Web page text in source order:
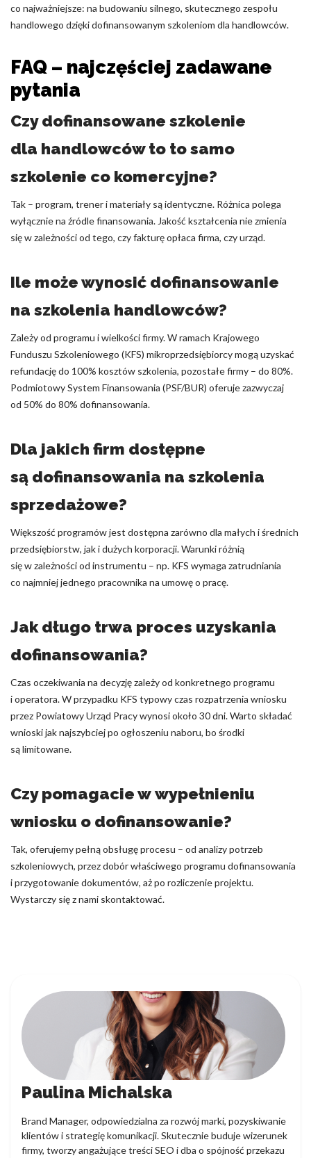
co najważniejsze: na budowaniu silnego, skutecznego zespołu
handlowego dzięki dofinansowanym szkoleniom dla handlowców.
FAQ – najczęściej zadawane
pytania
Czy dofinansowane szkolenie
dla handlowców to to samo
szkolenie co komercyjne?
Tak – program, trener i materiały są identyczne. Różnica polega
wyłącznie na źródle finansowania. Jakość kształcenia nie zmienia
się w zależności od tego, czy fakturę opłaca firma, czy urząd.
Ile może wynosić dofinansowanie
na szkolenia handlowców?
Zależy od programu i wielkości firmy. W ramach Krajowego
Funduszu Szkoleniowego (KFS) mikroprzedsiębiorcy mogą uzyskać
refundację do 100% kosztów szkolenia, pozostałe firmy – do 80%.
Podmiotowy System Finansowania (PSF/BUR) oferuje zazwyczaj
od 50% do 80% dofinansowania.
Dla jakich firm dostępne
są dofinansowania na szkolenia
sprzedażowe?
Większość programów jest dostępna zarówno dla małych i średnich
przedsiębiorstw, jak i dużych korporacji. Warunki różnią
się w zależności od instrumentu – np. KFS wymaga zatrudniania
co najmniej jednego pracownika na umowę o pracę.
Jak długo trwa proces uzyskania
dofinansowania?
Czas oczekiwania na decyzję zależy od konkretnego programu
i operatora. W przypadku KFS typowy czas rozpatrzenia wniosku
przez Powiatowy Urząd Pracy wynosi około 30 dni. Warto składać
wnioski jak najszybciej po ogłoszeniu naboru, bo środki
są limitowane.
Czy pomagacie w wypełnieniu
wniosku o dofinansowanie?
Tak, oferujemy pełną obsługę procesu – od analizy potrzeb
szkoleniowych, przez dobór właściwego programu dofinansowania
i przygotowanie dokumentów, aż po rozliczenie projektu.
Wystarczy się z nami skontaktować.
Paulina Michalska
Brand Manager, odpowiedzialna za rozwój marki, pozyskiwanie
klientów i strategię komunikacji. Skutecznie buduje wizerunek
firmy, tworzy angażujące treści SEO i dba o spójność przekazu